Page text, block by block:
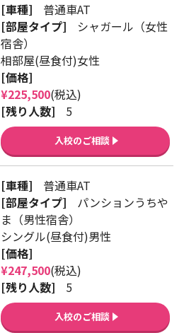
[車種]
普通車AT
[部屋タイプ]
シャガール（女性
宿舎）
相部屋(昼食付)女性
[価格]
¥225,500(税込)
[残り人数]
5
入校のご相談
[車種]
普通車AT
[部屋タイプ]
パンションうちや
ま（男性宿舎）
シングル(昼食付)男性
[価格]
¥247,500(税込)
[残り人数]
5
入校のご相談